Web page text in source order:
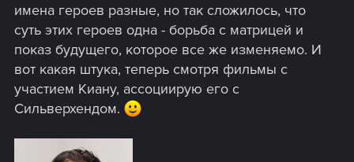
имена героев разные, но так сложилось, что
суть этих героев одна - борьба с матрицей и
показ будущего, которое все же изменяемо. И
вот какая штука, теперь смотря фильмы с
участием Киану, ассоциирую его с
Сильверхендом.